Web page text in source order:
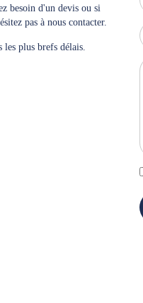
besoin d'un devis ou si
pas à nous contacter.
plus brefs délais.